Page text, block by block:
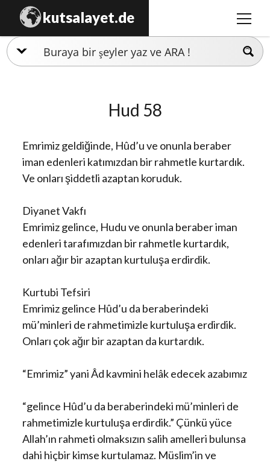
kutsalayet.de
m
İslamiyet
Ezidilik
Hinduizm
Hud 58
Emrimiz geldiğinde, Hûd’u ve onunla beraber
iman edenleri katımızdan bir rahmetle kurtardık.
Ve onları şiddetli azaptan koruduk.
Diyanet Vakfı
Emrimiz gelince, Hudu ve onunla beraber iman
edenleri tarafımızdan bir rahmetle kurtardık,
onları ağır bir azaptan kurtuluşa erdirdik.
Kurtubi Tefsiri
Emrimiz gelince Hûd’u da beraberindeki
mü’minleri de rahmetimizle kurtuluşa erdirdik.
Onları çok ağır bir azaptan da kurtardık.
“Emrimiz” yani Âd kavmini helâk edecek azabımız
“gelince Hûd’u da beraberindeki mü’minleri de
rahmetimizle kurtuluşa erdirdik.” Çünkü yüce
Allah’ın rahmeti olmaksızın salih amelleri bulunsa
dahi hiçbir kimse kurtulamaz. Müslim’in ve